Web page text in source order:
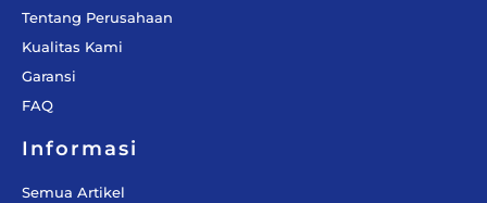
Tentang Perusahaan
Kualitas Kami
Garansi
FAQ
Informasi
Semua Artikel